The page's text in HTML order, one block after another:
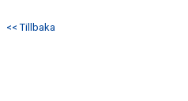
<< Tillbaka